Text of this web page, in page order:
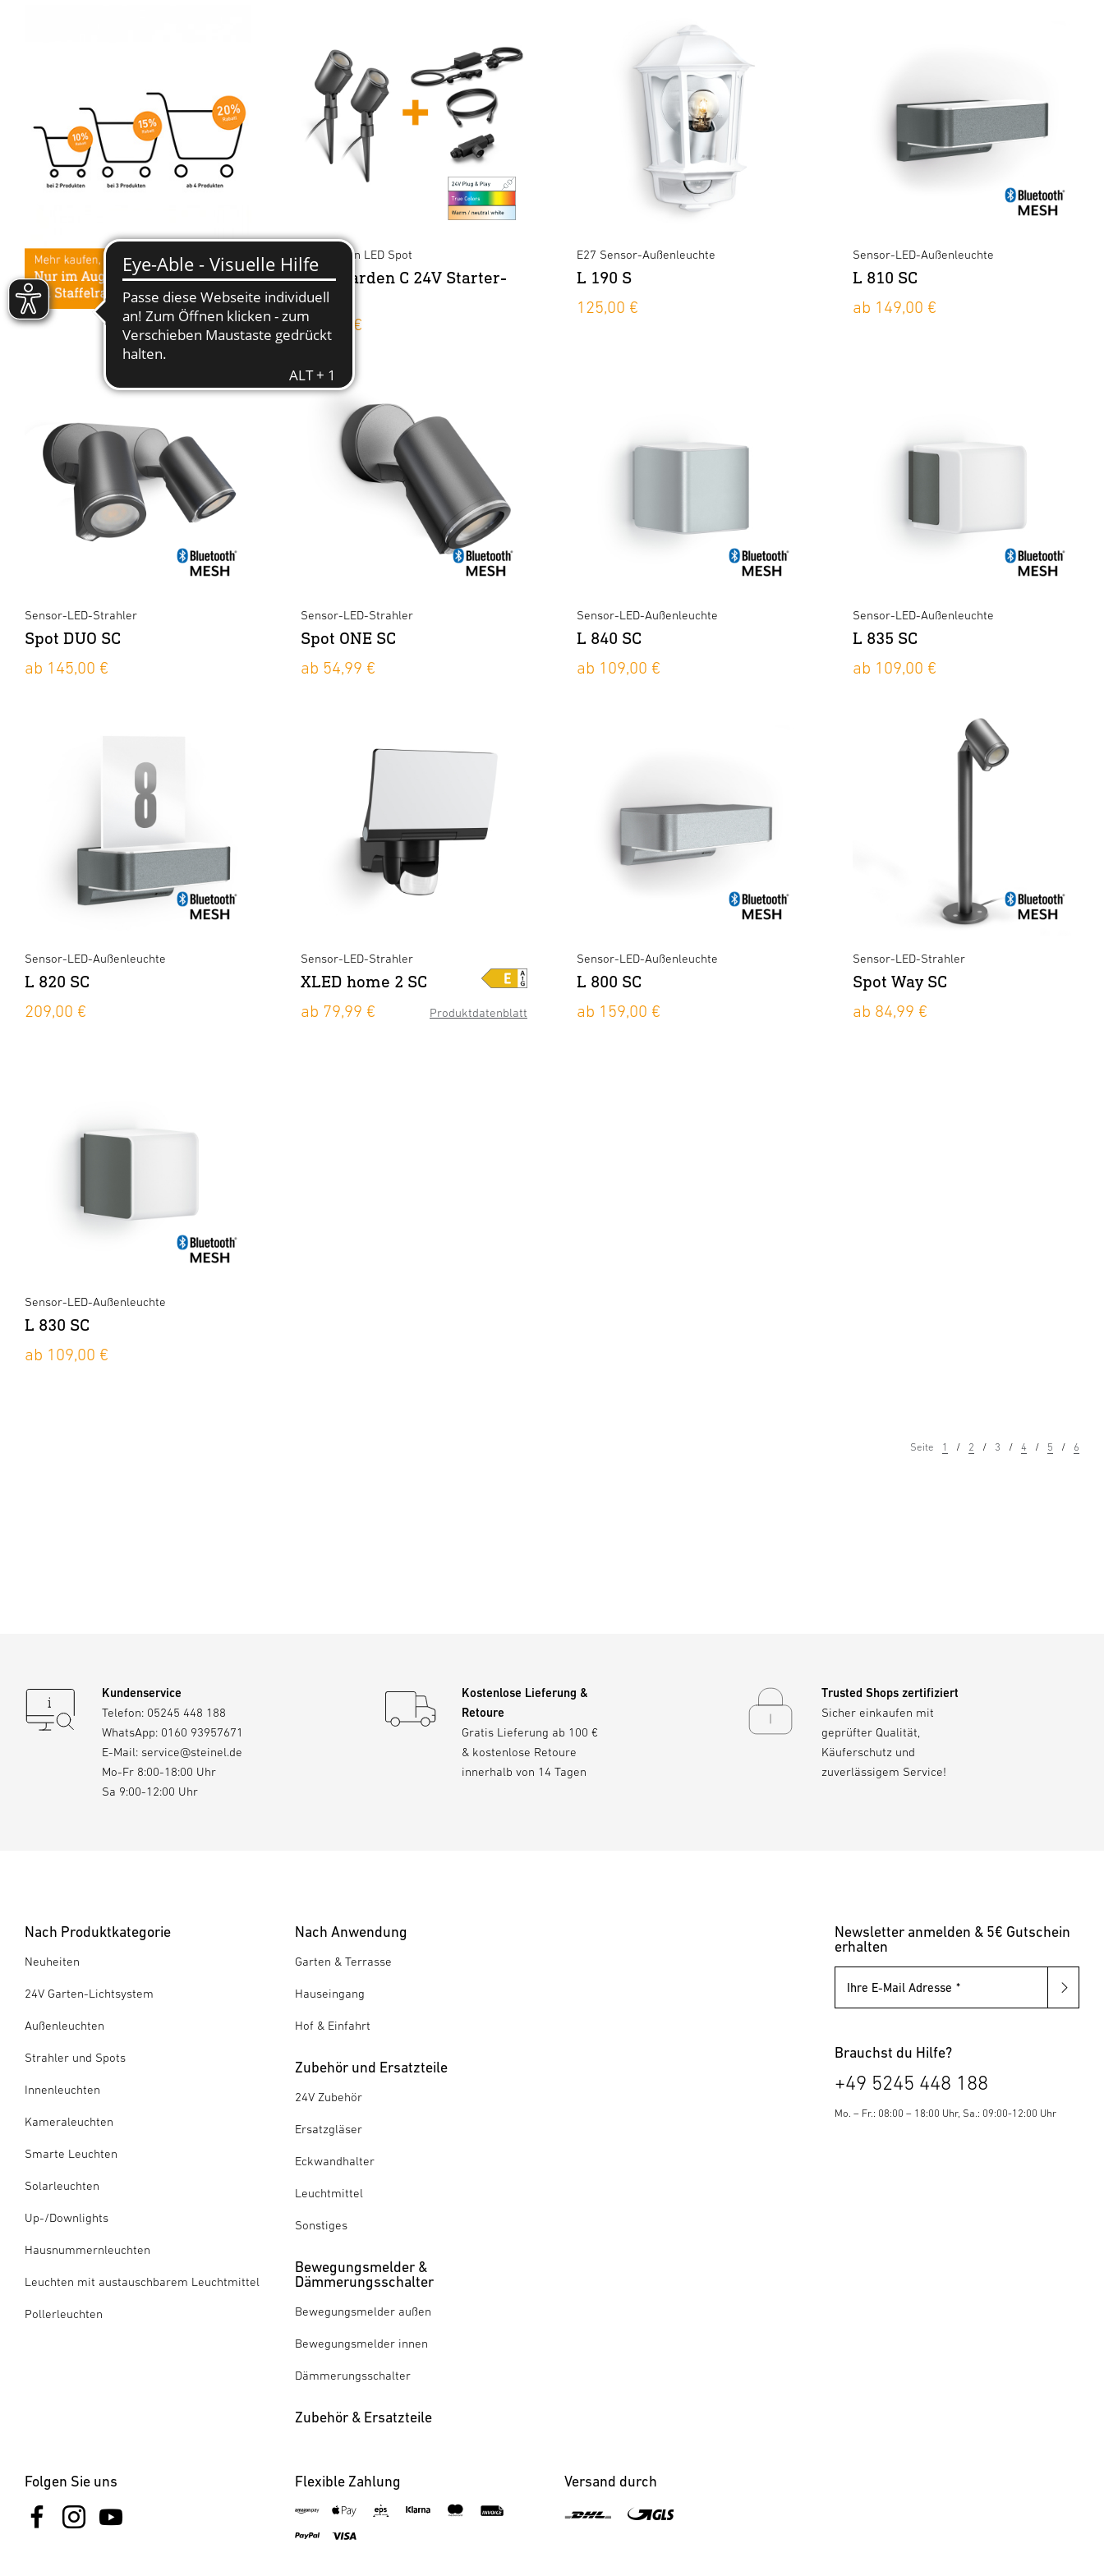
24V-Garten LED Spot
Spot Garden C 24V Starter-
Set
219,00 €
E27 Sensor-Außenleuchte
L 190 S
125,00 €
Sensor-LED-Außenleuchte
L 810 SC
ab 149,00 €
Sensor-LED-Strahler
Spot DUO SC
ab 145,00 €
Sensor-LED-Strahler
Spot ONE SC
ab 54,99 €
Sensor-LED-Außenleuchte
L 840 SC
ab 109,00 €
Sensor-LED-Außenleuchte
L 835 SC
ab 109,00 €
Sensor-LED-Außenleuchte
L 820 SC
209,00 € Produktdatenblatt
Sensor-LED-Strahler
XLED home 2 SC
ab 79,99 €
Sensor-LED-Außenleuchte
L 800 SC
ab 159,00 €
Sensor-LED-Strahler
Spot Way SC
ab 84,99 €
Sensor-LED-Außenleuchte
L 830 SC
ab 109,00 €
Seite 1 2 3 4 5 6
Kundenservice
Telefon: 05245 448 188
WhatsApp: 0160 93957671
E-Mail: service@steinel.de
Mo-Fr 8:00-18:00 Uhr
Sa 9:00-12:00 Uhr
Kostenlose Lieferung &
Retoure
Gratis Lieferung ab 100 €
& kostenlose Retoure
innerhalb von 14 Tagen
Trusted Shops zertifiziert
Sicher einkaufen mit
geprüfter Qualität,
Käuferschutz und
zuverlässigem Service!
Nach Produktkategorie
Neuheiten
24V Garten-Lichtsystem
Außenleuchten
Strahler und Spots
Innenleuchten
Kameraleuchten
Smarte Leuchten
Solarleuchten
Up-/Downlights
Hausnummernleuchten
Leuchten mit austauschbarem Leuchtmittel
Pollerleuchten
Nach Anwendung
Garten & Terrasse
Hauseingang
Hof & Einfahrt
Zubehör und Ersatzteile
24V Zubehör
Ersatzgläser
Eckwandhalter
Leuchtmittel
Sonstiges
Bewegungsmelder &
Dämmerungsschalter
Bewegungsmelder außen
Bewegungsmelder innen
Dämmerungsschalter
Zubehör & Ersatzteile
Newsletter anmelden & 5€ Gutschein
erhalten
Ihre E-Mail Adresse
Brauchst du Hilfe?
+49 5245 448 188
Mo. – Fr.: 08:00 – 18:00 Uhr, Sa.: 09:00-12:00 Uhr
Folgen Sie uns Flexible Zahlung Versand durch